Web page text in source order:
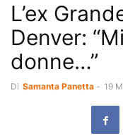
L’ex
Denver:
donne…”
Di Samanta Panetta - 19